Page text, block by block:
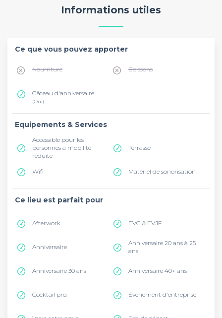
Informations utiles
Ce que vous pouvez apporter
Nourriture Boissons
Gâteau d'anniversaire
(Oui)
Equipements & Services
Accessible pour les
personnes à mobilité
réduite
Terrasse
Wifi Matériel de sonorisation
Ce lieu est parfait pour
Afterwork EVG & EVJF
Anniversaire
Anniversaire 20 ans à 25
ans
Anniversaire 30 ans Anniversaire 40+ ans
Cocktail pro. Évènement d'entreprise